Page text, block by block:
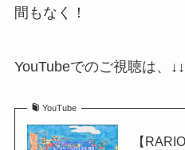
間もなく！
YouTubeでのご視聴は、
YouTube
【